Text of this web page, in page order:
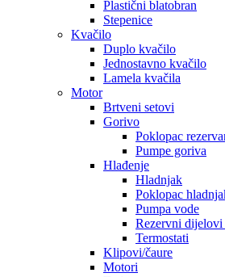
Plastični blatobran
Stepenice
Kvačilo
Duplo kvačilo
Jednostavno kvačilo
Lamela kvačila
Motor
Brtveni setovi
Gorivo
Poklopac
Pumpe goriva
Hlađenje
Hladnjak
Poklopac
Pumpa vode
Rezervni dijelovi
Termostati
Klipovi/čaure
Motori